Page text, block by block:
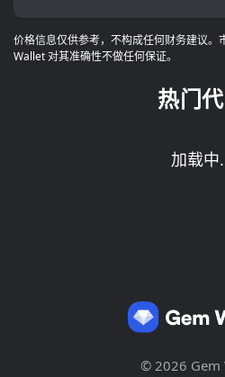
价格信息仅供参考，不构成任何财务建议。
Wallet 对其准确性不做任何保证。
热门
加载中
© 2026 Gem